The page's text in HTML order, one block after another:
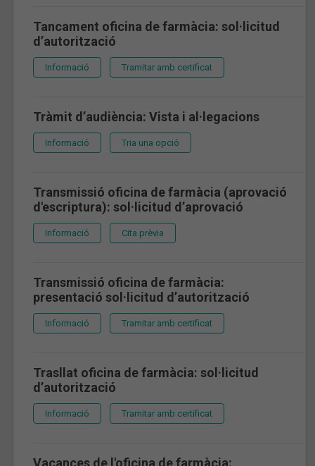
Tancament oficina de farmàcia: sol·licitud
d’autorització
Informació Tramitar amb certificat
Tràmit d’audiència: Vista i al·legacions
Informació Tria una opció
Transmissió oficina de farmàcia (aprovació
d'escriptura): sol·licitud d’aprovació
Informació Cita prèvia
Transmissió oficina de farmàcia:
presentació sol·licitud d’autorització
Informació Tramitar amb certificat
Trasllat oficina de farmàcia: sol·licitud
d’autorització
Informació Tramitar amb certificat
Vacances de l'oficina de farmàcia: